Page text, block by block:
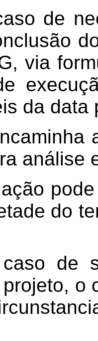
de
via
da data
análise
do
de
o